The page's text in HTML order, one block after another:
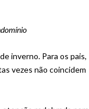
inverno. Para os pais,
vezes não coincidem